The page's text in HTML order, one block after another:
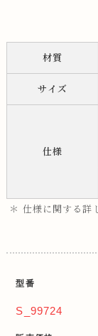
材質
サイズ
仕様
＊ 仕様に関する詳
型番
S_99724